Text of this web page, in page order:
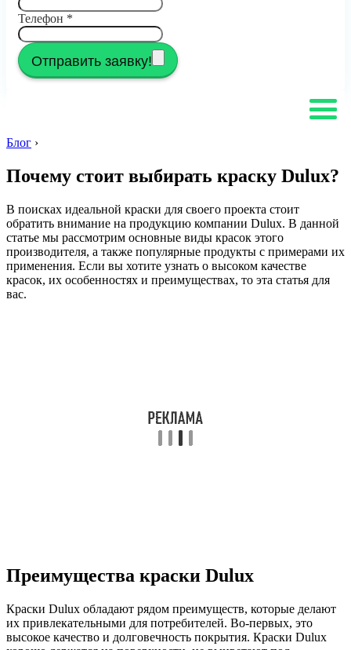
Телефон *
Отправить заявку!
Блог ›
Почему стоит выбирать краску Dulux?
В поисках идеальной краски для своего проекта стоит
обратить внимание на продукцию компании Dulux. В данной
статье мы рассмотрим основные виды красок этого
производителя, а также популярные продукты с примерами их
применения. Если вы хотите узнать о высоком качестве
красок, их особенностях и преимуществах, то эта статья для
вас.
Преимущества краски Dulux
Краски Dulux обладают рядом преимуществ, которые делают
их привлекательными для потребителей. Во-первых, это
высокое качество и долговечность покрытия. Краски Dulux